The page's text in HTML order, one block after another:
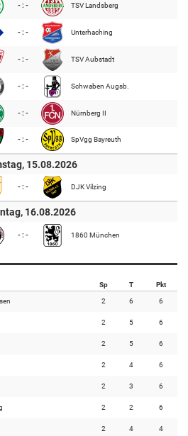
- : - TSV Landsberg
- : - Unterhaching
- : - TSV Aubstadt
- : - Schwaben Augsb.
- : - Nürnberg II
- : - SpVgg Bayreuth
15.08.2026
- : - DJK Vilzing
16.08.2026
- : - 1860 München
Sp T Pkt
2 6 6
2 5 6
2 5 6
2 4 6
2 3 6
2 2 6
2 4 4